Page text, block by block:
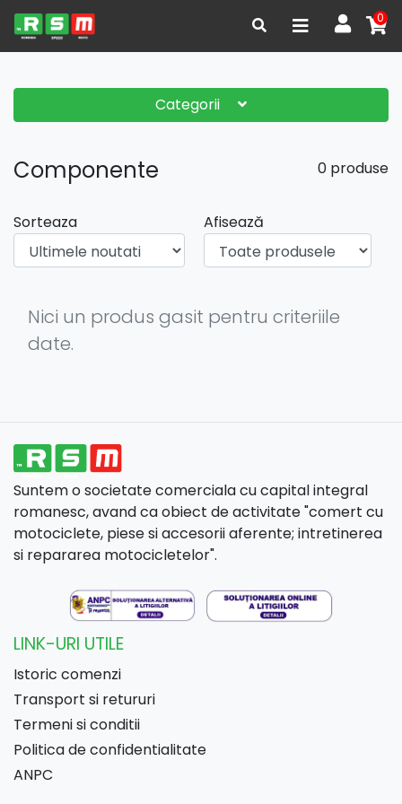
0
Categorii
0 produse
Componente
Sorteaza Afisează
Nici un produs gasit pentru criteriile
date.
Suntem o societate comerciala cu capital integral
romanesc, avand ca obiect de activitate "comert cu
motociclete, piese si accesorii aferente; intretinerea
si repararea motocicletelor".
LINK-URI UTILE
Istoric comenzi
Transport si retururi
Termeni si conditii
Politica de confidentialitate
ANPC